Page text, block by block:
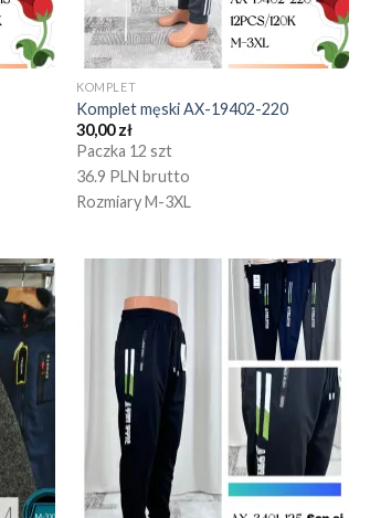
KOMPLET
Komplet męski AX-19402-220
30,00zł
Paczka 12 szt
36.9 PLN brutto
Rozmiary M-3XL